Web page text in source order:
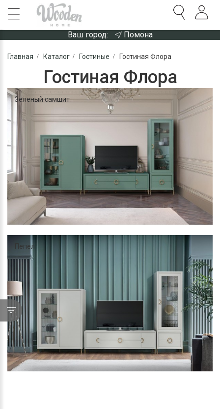
Ваш город: Помона
Главная Каталог Гостиные Гостиная Флора
Гостиная Флора
Зеленый самшит
Пепел